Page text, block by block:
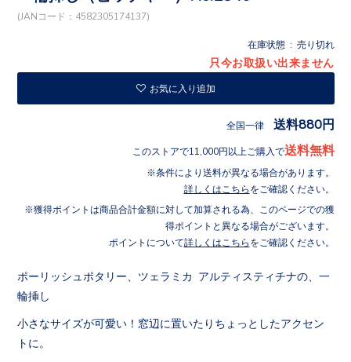
(JANコード：4582305174137)
在庫状態 : 売り切れ
只今お取扱い出来ません
お気に入り追加
全国一律 送料880円
このストアで11,000円以上ご購入で送料無料
条件により送料が異なる場合があります。
詳しくはこちら をご確認ください。
獲得ポイントは商品合計金額に対して加算される為、このページでの獲
得ポイントと異なる場合がございます。
ポイントについて詳しくはこちら をご確認ください。
ポーリッシュポタリー、ツェラミカ アルティスティチナの、一
輪挿し
小さなサイズが可愛い！窓辺に置いたりちょっとしたアクセン
トに。